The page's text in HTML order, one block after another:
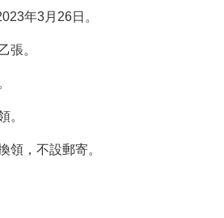
年3月26日。
張。
。
領，不設郵寄。